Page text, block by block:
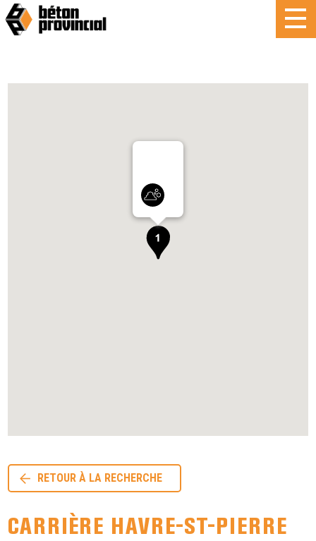
RETOUR À LA RECHERCHE
CARRIÈRE HAVRE-ST-PIERRE